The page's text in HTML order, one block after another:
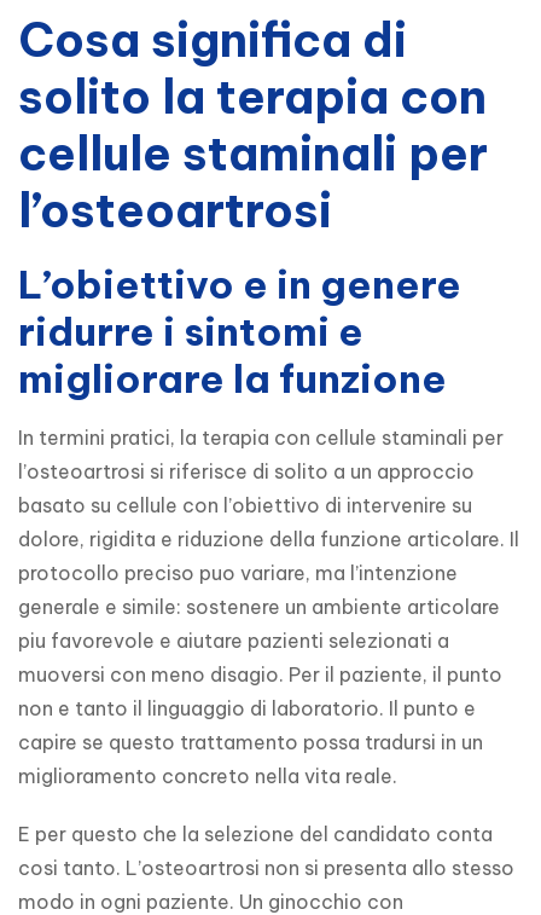
Cosa significa di
solito la terapia con
cellule staminali per
l’osteoartrosi
L’obiettivo e in genere
ridurre i sintomi e
migliorare la funzione
In termini pratici, la terapia con cellule staminali per
l’osteoartrosi si riferisce di solito a un approccio
basato su cellule con l’obiettivo di intervenire su
dolore, rigidita e riduzione della funzione articolare. Il
protocollo preciso puo variare, ma l’intenzione
generale e simile: sostenere un ambiente articolare
piu favorevole e aiutare pazienti selezionati a
muoversi con meno disagio. Per il paziente, il punto
non e tanto il linguaggio di laboratorio. Il punto e
capire se questo trattamento possa tradursi in un
miglioramento concreto nella vita reale.
E per questo che la selezione del candidato conta
cosi tanto. L’osteoartrosi non si presenta allo stesso
modo in ogni paziente. Un ginocchio con